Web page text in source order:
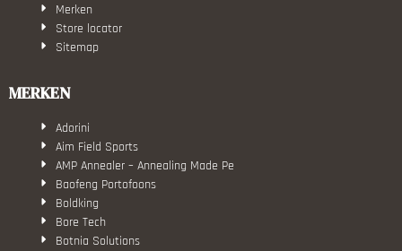
Merken
Store locator
Sitemap
MERKEN
Adorini
Aim Field Sports
AMP Annealer – Annealing Made Pe
Baofeng Portofoons
Boldking
Bore Tech
Botnia Solutions